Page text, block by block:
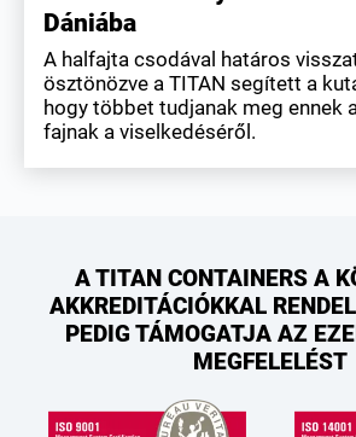
Dániába
A halfajta csodával határos
ösztönözve a TITAN segített a
hogy többet tudjanak meg ennek
fajnak a viselkedéséről.
A TITAN CONTAINERS A
AKKREDITÁCIÓKKAL
PEDIG TÁMOGATJA AZ
MEGFELELÉST